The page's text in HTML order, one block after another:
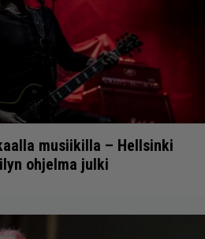
musiikilla – Hellsinki
ohjelma julki